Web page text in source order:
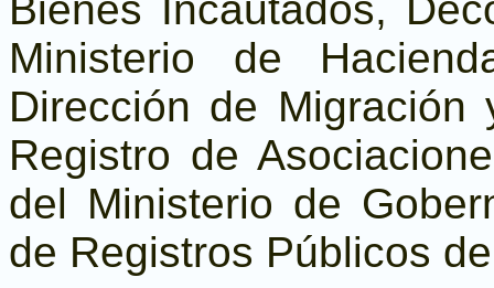
Ministerio de
Dirección de
Registro de
del Ministerio de
de Registros Públicos